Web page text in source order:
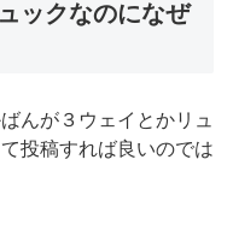
ックなのになぜ
んが３ウェイとかリュ
投稿すれば良いのでは